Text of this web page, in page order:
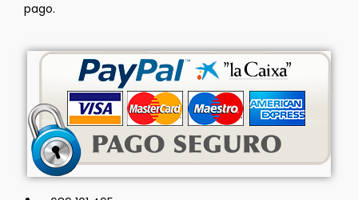
pago.